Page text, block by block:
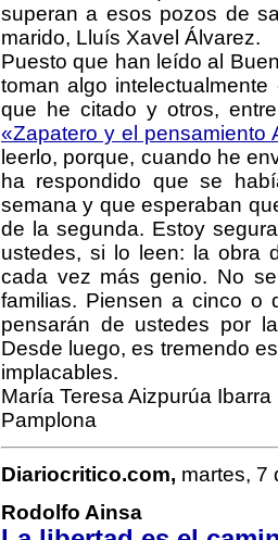
superan a esos pozos de
marido, Lluís Xavel Álvarez.
Puesto que han leído al
toman algo
que he citado y otros,
«Zapatero y el pensamiento
leerlo, porque, cuando he
ha respondido que se
semana y que esperaban
de la segunda. Estoy
ustedes, si lo leen: la obra
cada vez más genio. No
familias. Piensen a cinco o
pensarán de ustedes por
Desde luego, es tremendo
implacables.
María Teresa Aizpurúa Ibarra
Pamplona
Diariocritico.com, martes, 7
Rodolfo Ainsa